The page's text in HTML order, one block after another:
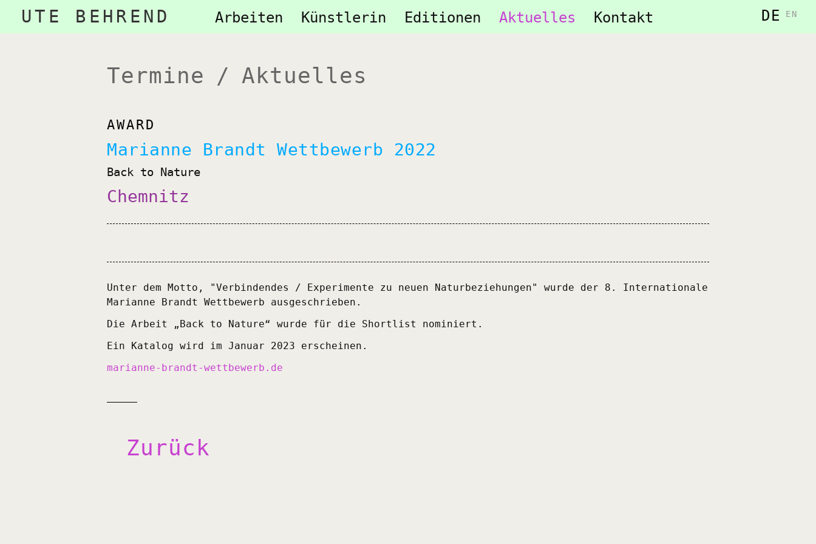
Navigation
überspringen
UTE BEHREND DE EN
Navigation
überspringen
Arbeiten Künstlerin Editionen Aktuelles Kontakt
Termine / Aktuelles
AWARD
Marianne Brandt Wettbewerb 2022
Back to Nature
Chemnitz
Unter dem Motto, "Verbindendes / Experimente zu neuen Naturbeziehungen" wurde der 8. Internationale
Marianne Brandt Wettbewerb ausgeschrieben.
Die Arbeit „Back to Nature“ wurde für die Shortlist nominiert.
Ein Katalog wird im Januar 2023 erscheinen.
marianne-brandt-wettbewerb.de
Zurück